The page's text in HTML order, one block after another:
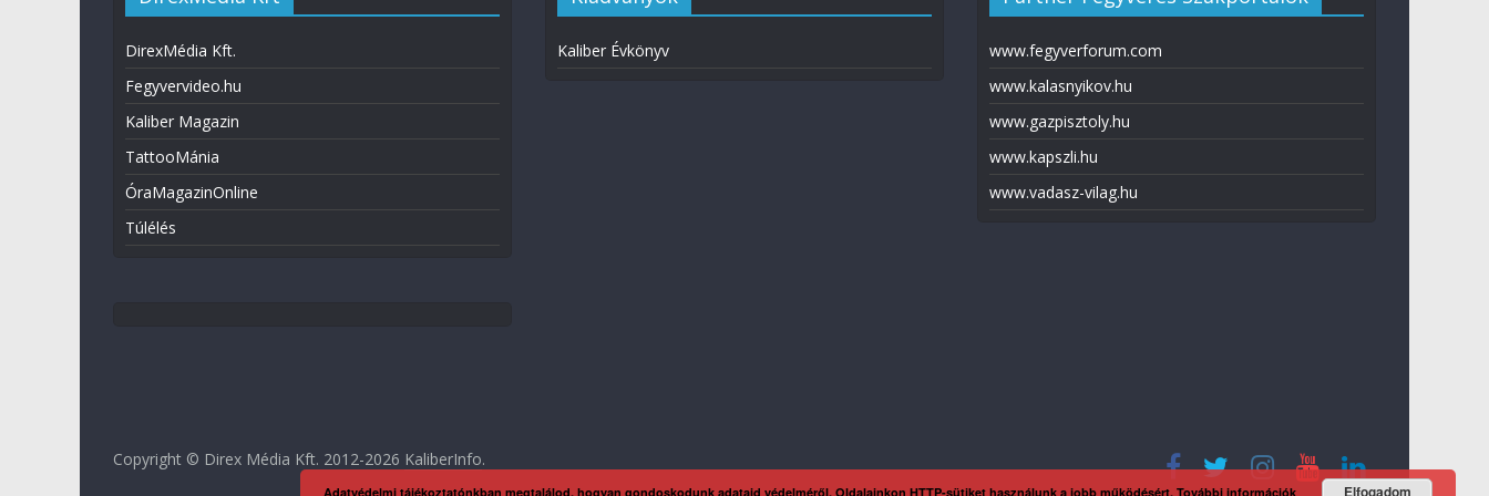
DirexMédia Kft.
Fegyvervideo.hu
Kaliber Magazin
TattooMánia
ÓraMagazinOnline
Túlélés
Kaliber Évkönyv
www.fegyverforum.com
www.kalasnyikov.hu
www.gazpisztoly.hu
www.kapszli.hu
www.vadasz-vilag.hu
Copyright © Direx Média Kft. 2012-2026 KaliberInfo.
Adatvédelmi tájékoztatónkban megtalálod, hogyan gondoskodunk adataid védelméről. Oldalainkon HTTP-sütiket használunk a jobb működésért. További információk Elfogadom